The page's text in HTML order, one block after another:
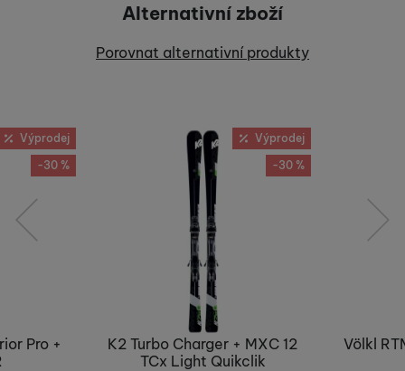
Recenze
Alternativní zboží
Porovnat alternativní produkty
Výprodej
-30 %
K2 Turbo Charger + MXC 12
TCx Light Quikclik
Völkl
Výprodej
-30 %
Pro +